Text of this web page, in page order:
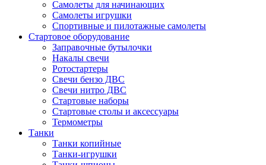
Самолеты для начинающих
Самолеты игрушки
Спортивные и пилотажные самолеты
Стартовое оборудование
Заправочные бутылочки
Накалы свечи
Ротостартеры
Свечи бензо ДВС
Свечи нитро ДВС
Стартовые наборы
Стартовые столы и аксессуары
Термометры
Танки
Танки копийные
Танки-игрушки